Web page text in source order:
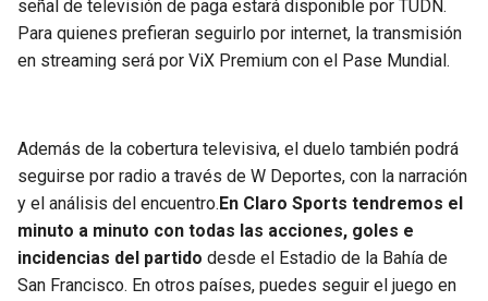
señal de televisión de paga estará disponible por TUDN.
Para quienes prefieran seguirlo por internet, la transmisión
en streaming será por ViX Premium con el Pase Mundial.
Además de la cobertura televisiva, el duelo también podrá
seguirse por radio a través de W Deportes, con la narración
y el análisis del encuentro. En Claro Sports tendremos el
minuto a minuto con todas las acciones, goles e
incidencias del partido desde el Estadio de la Bahía de
San Francisco. En otros países, puedes seguir el juego en